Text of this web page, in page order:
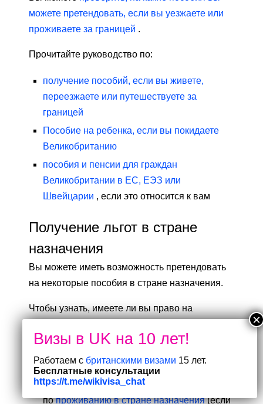
можете претендовать, если вы уезжаете или
проживаете за границей .
Прочитайте руководство по:
получение пособий, если вы живете,
переезжаете или путешествуете за
границей
Пособие на ребенка, если вы покидаете
Великобританию
пособия и пенсии для граждан
Великобритании в ЕС, ЕЭЗ или
Швейцарии , если это относится к вам
Получение льгот в стране
назначения
Вы можете иметь возможность претендовать
на некоторые пособия в стране назначения.
Чтобы узнать, имеете ли вы право на
стране назначения
ознакомьтесь с рекомендациями
попроживанию в стране назначения(если
Работаем с британскими визами 15 лет.
Бесплатные консультации
https://t.me/wikivisa_chat